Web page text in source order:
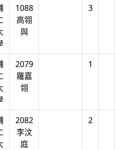
1088
高翎
與
3
2079
羅嘉
翎
1
2082
李汶
庭
2